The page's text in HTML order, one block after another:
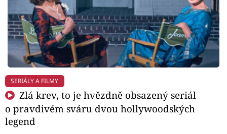
SERIÁLY A FILMY
Zlá krev, to je hvězdně obsazený seriál
o pravdivém sváru dvou hollywoodských
legend